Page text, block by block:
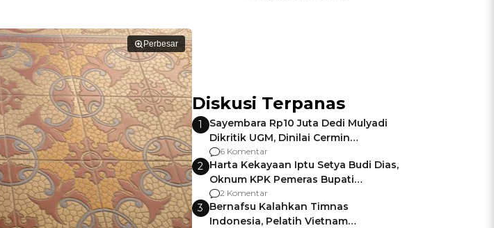
Perbesar
Diskusi Terpanas
1
Sayembara Rp10 Juta Dedi Mulyadi
Dikritik UGM, Dinilai Cermin
Gagalnya Negara Jamin Keamanan
6 Komentar
2 Harta Kekayaan Iptu Setya Budi Dias,
Oknum KPK Pemeras Bupati
Pemalang
2 Komentar
3 Bernafsu Kalahkan Timnas
Indonesia, Pelatih Vietnam